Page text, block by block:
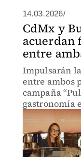
14.03.2026/
CdMx y
entre
Impulsarán
entre ambos
campaña
gastronomía
importante y